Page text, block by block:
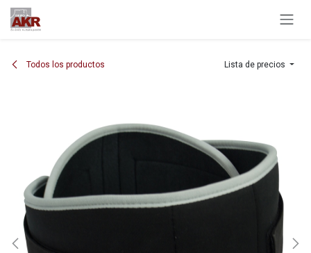
Ir al contenido
Todos los productos Lista de precios